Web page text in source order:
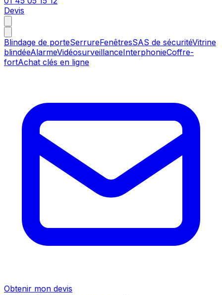
Devis
Blindage de porteSerrureFenêtresSAS de sécuritéVitrine
blindéeAlarmeVidéosurveillanceInterphonieCoffre-
fortAchat clés en ligne
Obtenir mon devis